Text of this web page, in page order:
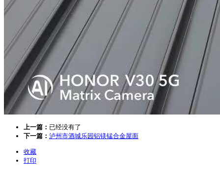
上一篇： 已经没有了
下一篇： 泸州市酒城乐园铝镁锰合金屋面
收藏
打印